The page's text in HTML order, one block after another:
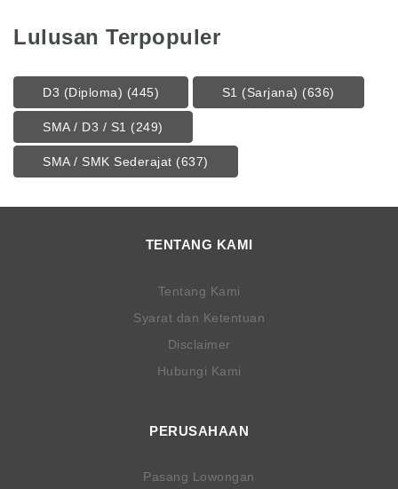
Lulusan Terpopuler
D3 (Diploma) (445) S1 (Sarjana) (636)
SMA / D3 / S1 (249)
SMA / SMK Sederajat (637)
TENTANG KAMI
Tentang Kami
Syarat dan Ketentuan
Disclaimer
Hubungi Kami
PERUSAHAAN
Pasang Lowongan